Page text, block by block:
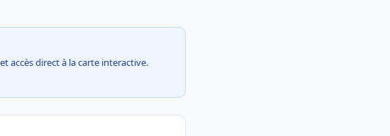
accès direct à la carte interactive.